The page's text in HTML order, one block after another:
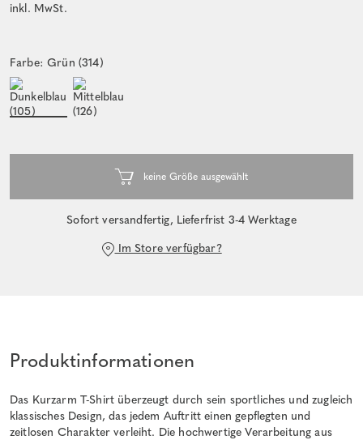
inkl. MwSt.
Farbe: Grün (314)
Sofort versandfertig, Lieferfrist 3-4 Werktage
Im Store verfügbar?
Produktinformationen
Das Kurzarm T-Shirt überzeugt durch sein sportliches und zugleich
klassisches Design, das jedem Auftritt einen gepflegten und
zeitlosen Charakter verleiht. Die hochwertige Verarbeitung aus